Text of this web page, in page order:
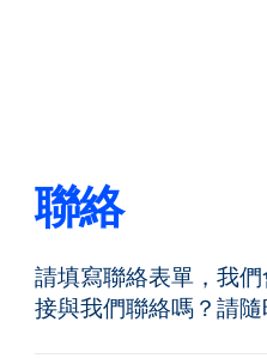
搜尋... ZH
更改語言
聯絡
請填寫聯絡表單，我
接與我們聯絡嗎？請隨